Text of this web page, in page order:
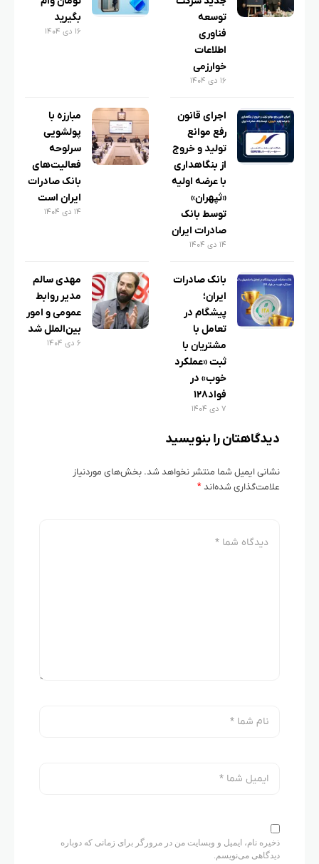
توسعه
فناوری
اطلاعات
خوارزمی
۱۶ دی ۱۴۰۴
بگیرید
۱۶ دی ۱۴۰۴
اجرای قانون
رفع موانع
تولید و خروج
از بنگاهداری
با عرضه اولیه
«ثپهران»
توسط بانک
صادرات ایران
۱۴ دی ۱۴۰۴
مبارزه با
پولشویی
سرلوحه
فعالیت‌های
بانک صادرات
ایران است
۱۴ دی ۱۴۰۴
بانک صادرات
ایران؛
پیشگام در
تعامل با
مشتریان با
ثبت «عملکرد
خوب» در
فواد۱۲۸
۷ دی ۱۴۰۴
مهدی سالم
مدیر روابط
عمومی و امور
بین‌الملل شد
۶ دی ۱۴۰۴
دیدگاهتان را بنویسید
نشانی ایمیل شما منتشر نخواهد شد. بخش‌های موردنیاز
علامت‌گذاری شده‌اند*
ذخیره نام، ایمیل و وبسایت من در مرورگر برای زمانی که دوباره
دیدگاهی می‌نویسم.